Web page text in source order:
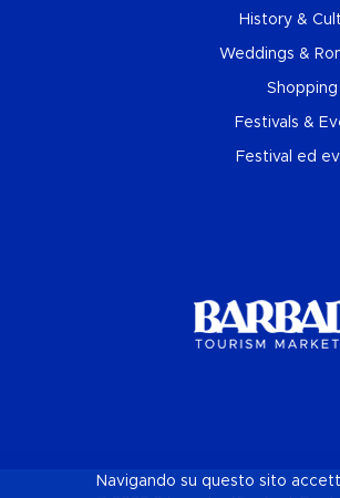
History &
Weddings &
Shopping
Festivals &
Festival ed
Navigando su questo sito